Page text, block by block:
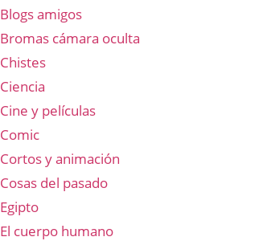
Blogs amigos
Bromas cámara oculta
Chistes
Ciencia
Cine y películas
Comic
Cortos y animación
Cosas del pasado
Egipto
El cuerpo humano